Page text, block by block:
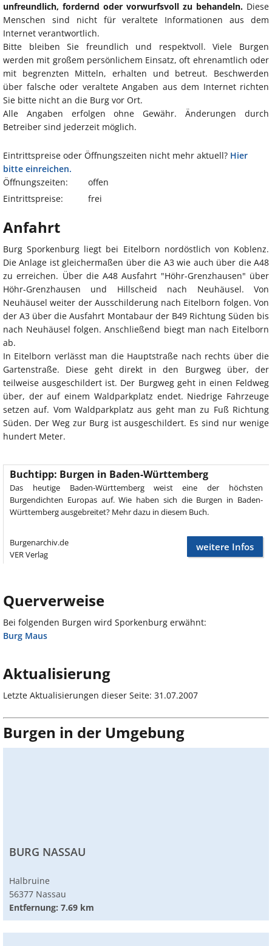
unfreundlich, fordernd oder vorwurfsvoll zu behandeln. Diese
Menschen sind nicht für veraltete Informationen aus dem
Internet verantwortlich.
Bitte bleiben Sie freundlich und respektvoll. Viele Burgen
werden mit großem persönlichem Einsatz, oft ehrenamtlich oder
mit begrenzten Mitteln, erhalten und betreut. Beschwerden
über falsche oder veraltete Angaben aus dem Internet richten
Sie bitte nicht an die Burg vor Ort.
Alle Angaben erfolgen ohne Gewähr. Änderungen durch
Betreiber sind jederzeit möglich.
Eintrittspreise oder Öffnungszeiten nicht mehr aktuell? Hier
bitte einreichen.
Öffnungszeiten:
offen
Eintrittspreise:
frei
Anfahrt
Burg Sporkenburg liegt bei Eitelborn nordöstlich von Koblenz.
Die Anlage ist gleichermaßen über die A3 wie auch über die A48
zu erreichen. Über die A48 Ausfahrt "Höhr-Grenzhausen" über
Höhr-Grenzhausen und Hillscheid nach Neuhäusel. Von
Neuhäusel weiter der Ausschilderung nach Eitelborn folgen. Von
der A3 über die Ausfahrt Montabaur der B49 Richtung Süden bis
nach Neuhäusel folgen. Anschließend biegt man nach Eitelborn
ab.
In Eitelborn verlässt man die Hauptstraße nach rechts über die
Gartenstraße. Diese geht direkt in den Burgweg über, der
teilweise ausgeschildert ist. Der Burgweg geht in einen Feldweg
über, der auf einem Waldparkplatz endet. Niedrige Fahrzeuge
setzen auf. Vom Waldparkplatz aus geht man zu Fuß Richtung
Süden. Der Weg zur Burg ist ausgeschildert. Es sind nur wenige
hundert Meter.
Buchtipp: Burgen in Baden-Württemberg
Das heutige Baden-Württemberg weist eine der höchsten
Burgendichten Europas auf. Wie haben sich die Burgen in Baden-
Württemberg ausgebreitet? Mehr dazu in diesem Buch.
Burgenarchiv.de
VER Verlag
weitere Infos
Querverweise
Bei folgenden Burgen wird Sporkenburg erwähnt:
Burg Maus
Aktualisierung
Letzte Aktualisierungen dieser Seite: 31.07.2007
Burgen in der Umgebung
BURG NASSAU
Halbruine
56377 Nassau
Entfernung: 7.69 km